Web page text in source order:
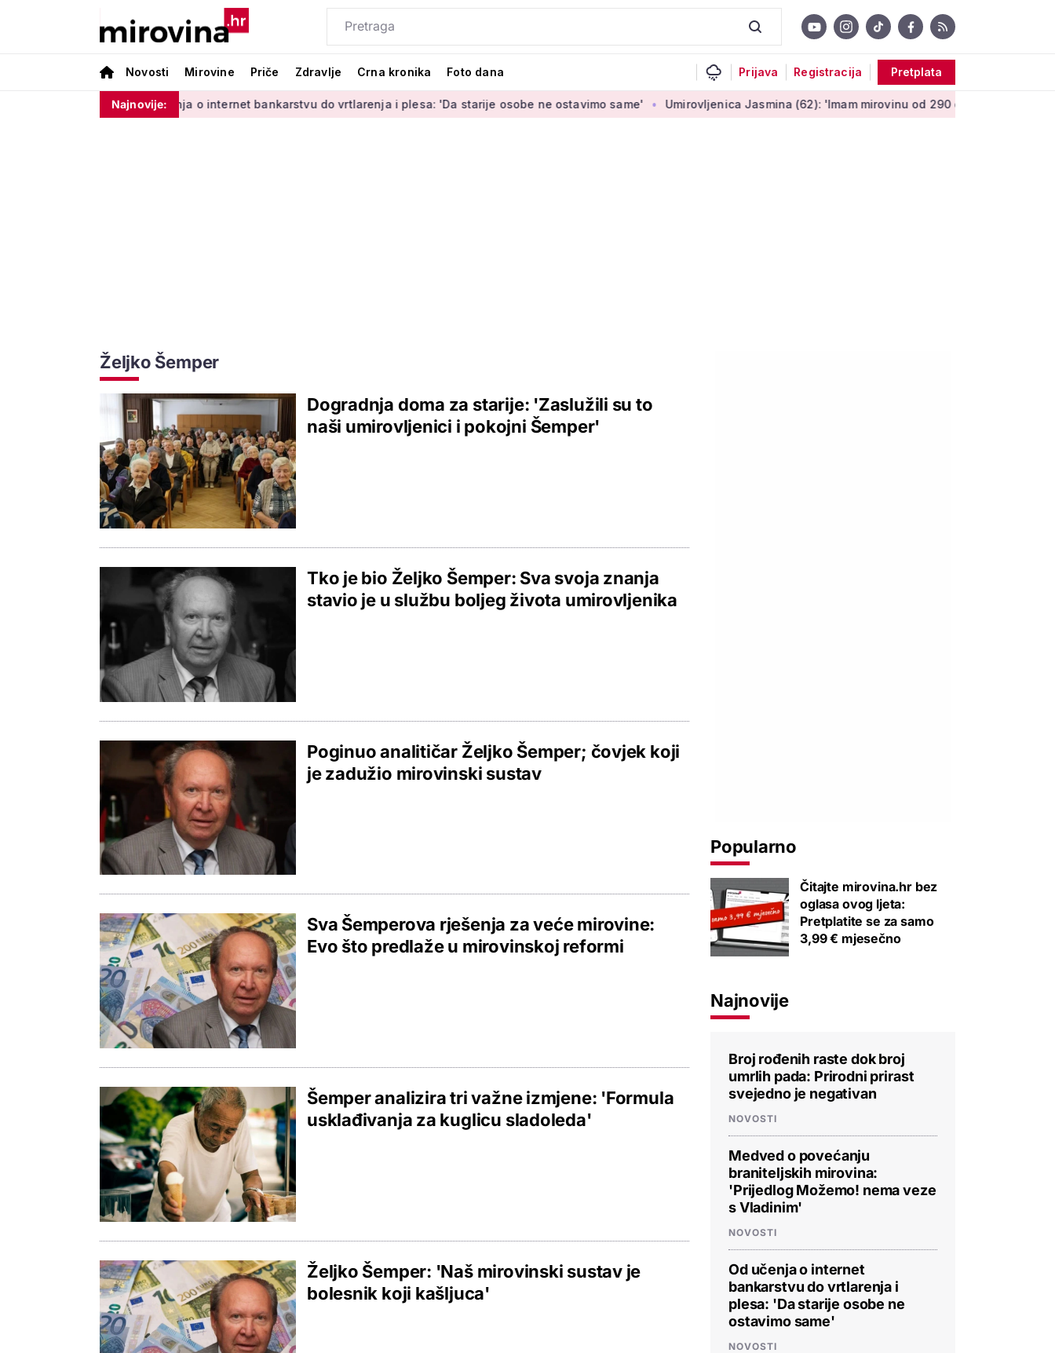
Novosti Mirovine Priče Zdravlje Crna kronika Foto dana Prijava Registracija Pretplata
Najnovije:
Od učenja o internet bankarstvu do vrtlarenja i plesa: 'Da starije osobe ne ostavimo same' Umirovljenica Jasmina (62): 'Imam mirovinu od 290 eura, a dobijem i socijalnu
Željko Šemper
Dogradnja doma za starije: 'Zaslužili su to
naši umirovljenici i pokojni Šemper'
Tko je bio Željko Šemper: Sva svoja znanja
stavio je u službu boljeg života umirovljenika
Poginuo analitičar Željko Šemper; čovjek koji
je zadužio mirovinski sustav
Sva Šemperova rješenja za veće mirovine:
Evo što predlaže u mirovinskoj reformi
Šemper analizira tri važne izmjene: 'Formula
usklađivanja za kuglicu sladoleda'
Željko Šemper: 'Naš mirovinski sustav je
bolesnik koji kašljuca'
Popularno
Čitajte mirovina.hr bez
oglasa ovog ljeta:
Pretplatite se za samo
3,99 € mjesečno
Najnovije
Broj rođenih raste dok broj
umrlih pada: Prirodni prirast
svejedno je negativan
NOVOSTI
Medved o povećanju
braniteljskih mirovina:
'Prijedlog Možemo! nema veze
s Vladinim'
NOVOSTI
Od učenja o internet
bankarstvu do vrtlarenja i
plesa: 'Da starije osobe ne
ostavimo same'
NOVOSTI